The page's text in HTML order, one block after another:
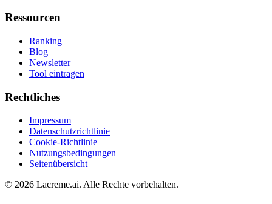
Ressourcen
Ranking
Blog
Newsletter
Tool eintragen
Rechtliches
Impressum
Datenschutzrichtlinie
Cookie-Richtlinie
Nutzungsbedingungen
Seitenübersicht
© 2026 Lacreme.ai. Alle Rechte vorbehalten.